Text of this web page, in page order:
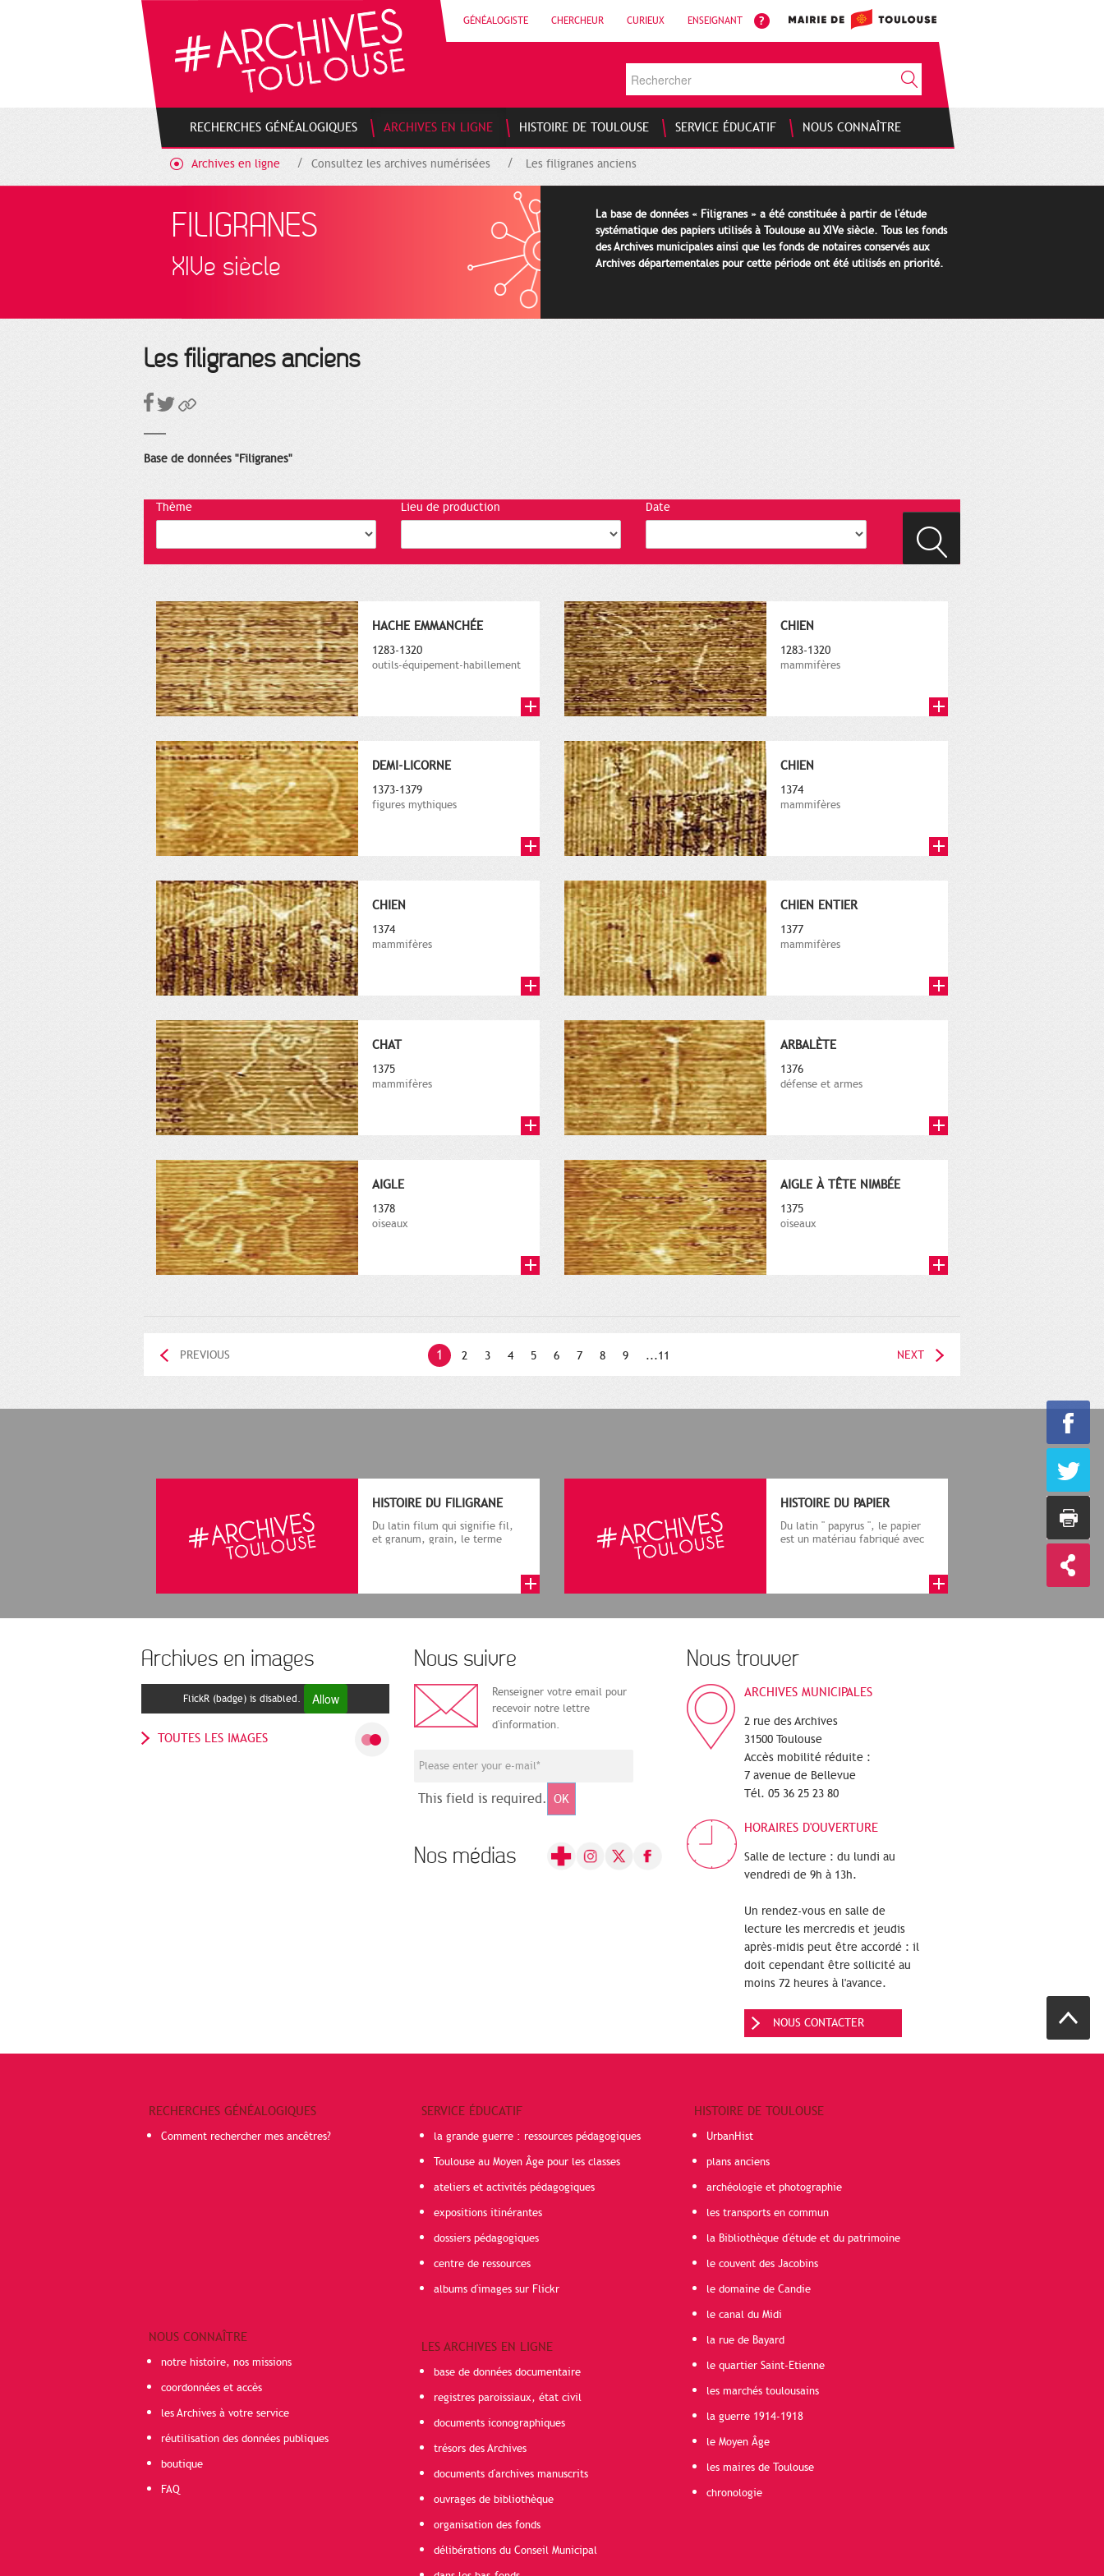
GÉNÉALOGISTE CHERCHEUR CURIEUX ENSEIGNANT
RECHERCHES GÉNÉALOGIQUES ARCHIVES EN LIGNE HISTOIRE DE TOULOUSE SERVICE ÉDUCATIF NOUS CONNAÎTRE
Archives en ligne Consultez les archives numérisées Les filigranes anciens
FILIGRANES
XIVe siècle
La base de données « Filigranes » a été constituée à partir de l'étude
systématique des papiers utilisés à Toulouse au XIVe siècle. Tous les fonds
des Archives municipales ainsi que les fonds de notaires conservés aux
Archives départementales pour cette période ont été utilisés en priorité.
Les filigranes anciens
Base de données "Filigranes"
Thème Lieu de production Date
HACHE EMMANCHÉE
1283-1320
outils-équipement-habillement
CHIEN
1283-1320
mammifères
DEMI-LICORNE
1373-1379
figures mythiques
CHIEN
1374
mammifères
CHIEN
1374
mammifères
CHIEN ENTIER
1377
mammifères
CHAT
1375
mammifères
ARBALÈTE
1376
défense et armes
AIGLE
1378
oiseaux
AIGLE À TÊTE NIMBÉE
1375
oiseaux
1 2 3 4 5 6 7 8 9 ...11
PREVIOUS NEXT
HISTOIRE DU FILIGRANE
Du latin filum qui signifie fil,
et granum, grain, le terme
HISTOIRE DU PAPIER
Du latin " papyrus ", le papier
est un matériau fabriqué avec
Archives en images
FlickR (badge) is disabled. Allow
TOUTES LES IMAGES
Nous suivre
Renseigner votre email pour
recevoir notre lettre
d'information.
This field is required. OK
Nos médias
Nous trouver
ARCHIVES MUNICIPALES
2 rue des Archives
31500 Toulouse
Accès mobilité réduite :
7 avenue de Bellevue
Tél. 05 36 25 23 80
HORAIRES D'OUVERTURE
Salle de lecture : du lundi au
vendredi de 9h à 13h.
Un rendez-vous en salle de
lecture les mercredis et jeudis
après-midis peut être accordé : il
doit cependant être sollicité au
moins 72 heures à l'avance.
NOUS CONTACTER
RECHERCHES GÉNÉALOGIQUES
Comment rechercher mes ancêtres?
NOUS CONNAÎTRE
notre histoire, nos missions
coordonnées et accès
les Archives à votre service
réutilisation des données publiques
boutique
FAQ
SERVICE ÉDUCATIF
la grande guerre : ressources pédagogiques
Toulouse au Moyen Âge pour les classes
ateliers et activités pédagogiques
expositions itinérantes
dossiers pédagogiques
centre de ressources
albums d'images sur Flickr
LES ARCHIVES EN LIGNE
base de données documentaire
registres paroissiaux, état civil
documents iconographiques
trésors des Archives
documents d'archives manuscrits
ouvrages de bibliothèque
organisation des fonds
délibérations du Conseil Municipal
HISTOIRE DE TOULOUSE
UrbanHist
plans anciens
archéologie et photographie
les transports en commun
la Bibliothèque d'étude et du patrimoine
le couvent des Jacobins
le domaine de Candie
le canal du Midi
la rue de Bayard
le quartier Saint-Etienne
les marchés toulousains
la guerre 1914-1918
le Moyen Âge
les maires de Toulouse
chronologie
Cookies management panel